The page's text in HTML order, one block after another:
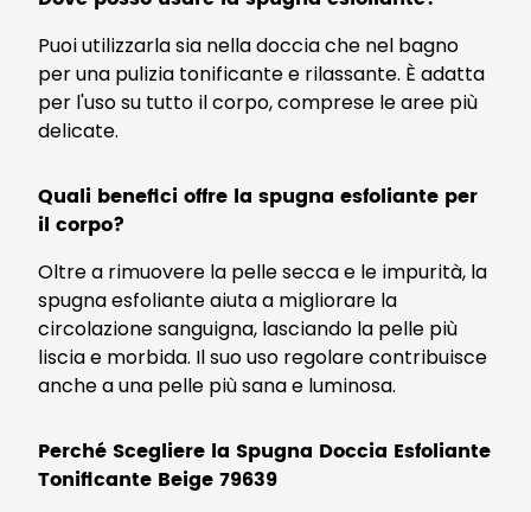
Puoi utilizzarla sia nella doccia che nel bagno
per una pulizia tonificante e rilassante. È adatta
per l'uso su tutto il corpo, comprese le aree più
delicate.
Quali benefici offre la spugna esfoliante per
il corpo?
Oltre a rimuovere la pelle secca e le impurità, la
spugna esfoliante aiuta a migliorare la
circolazione sanguigna, lasciando la pelle più
liscia e morbida. Il suo uso regolare contribuisce
anche a una pelle più sana e luminosa.
Perché Scegliere la Spugna Doccia Esfoliante
Tonificante Beige 79639